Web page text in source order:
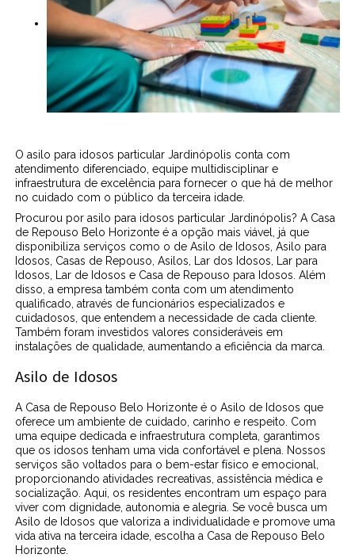
O asilo para idosos particular Jardinópolis conta com
atendimento diferenciado, equipe multidisciplinar e
infraestrutura de excelência para fornecer o que há de melhor
no cuidado com o público da terceira idade.
Procurou por asilo para idosos particular Jardinópolis? A Casa
de Repouso Belo Horizonte é a opção mais viável, já que
disponibiliza serviços como o de Asilo de Idosos, Asilo para
Idosos, Casas de Repouso, Asilos, Lar dos Idosos, Lar para
Idosos, Lar de Idosos e Casa de Repouso para Idosos. Além
disso, a empresa também conta com um atendimento
qualificado, através de funcionários especializados e
cuidadosos, que entendem a necessidade de cada cliente.
Também foram investidos valores consideráveis em
instalações de qualidade, aumentando a eficiência da marca.
Asilo de Idosos
A Casa de Repouso Belo Horizonte é o Asilo de Idosos que
oferece um ambiente de cuidado, carinho e respeito. Com
uma equipe dedicada e infraestrutura completa, garantimos
que os idosos tenham uma vida confortável e plena. Nossos
serviços são voltados para o bem-estar físico e emocional,
proporcionando atividades recreativas, assistência médica e
socialização. Aqui, os residentes encontram um espaço para
viver com dignidade, autonomia e alegria. Se você busca um
Asilo de Idosos que valoriza a individualidade e promove uma
vida ativa na terceira idade, escolha a Casa de Repouso Belo
Horizonte.